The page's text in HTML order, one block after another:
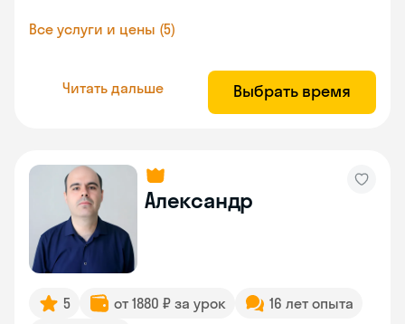
Все услуги и цены (5)
Читать дальше Выбрать время
Александр
5 от 1880 ₽ за урок
16 лет опыта